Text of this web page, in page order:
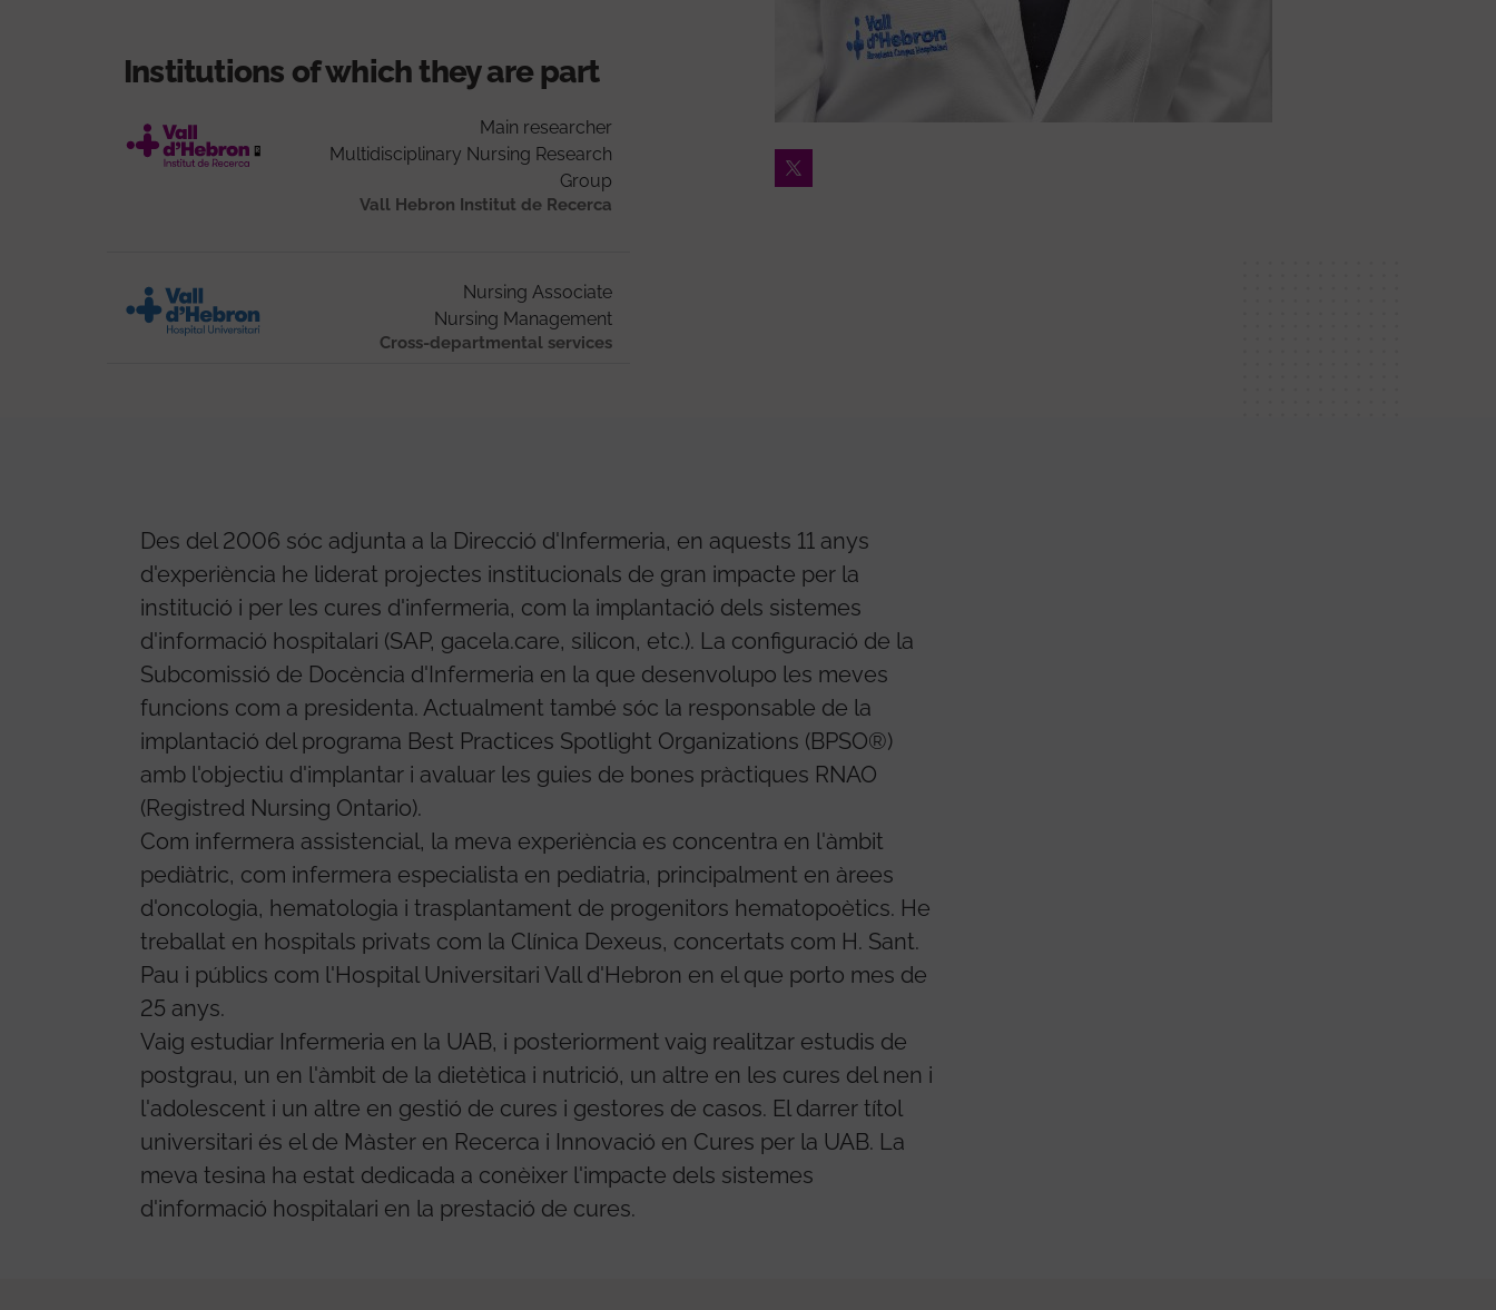
Institutions of which they are part
Main researcher
Multidisciplinary Nursing Research
Group
Vall Hebron Institut de Recerca
Nursing Associate
Nursing Management
Cross-departmental services
Twitter
Des del 2006 sóc adjunta a la Direcció d'Infermeria, en aquests 11 anys
d'experiència he liderat projectes institucionals de gran impacte per la
institució i per les cures d'infermeria, com la implantació dels sistemes
d'informació hospitalari (SAP, gacela.care, silicon, etc.). La configuració de la
Subcomissió de Docència d'Infermeria en la que desenvolupo les meves
funcions com a presidenta. Actualment també sóc la responsable de la
implantació del programa Best Practices Spotlight Organizations (BPSO®)
amb l'objectiu d'implantar i avaluar les guies de bones pràctiques RNAO
(Registred Nursing Ontario).
Com infermera assistencial, la meva experiència es concentra en l'àmbit
pediàtric, com infermera especialista en pediatria, principalment en àrees
d'oncologia, hematologia i trasplantament de progenitors hematopoètics. He
treballat en hospitals privats com la Clínica Dexeus, concertats com H. Sant.
Pau i públics com l'Hospital Universitari Vall d'Hebron en el que porto mes de
25 anys.
Vaig estudiar Infermeria en la UAB, i posteriorment vaig realitzar estudis de
postgrau, un en l'àmbit de la dietètica i nutrició, un altre en les cures del nen i
l'adolescent i un altre en gestió de cures i gestores de casos. El darrer títol
universitari és el de Màster en Recerca i Innovació en Cures per la UAB. La
meva tesina ha estat dedicada a conèixer l'impacte dels sistemes
d'informació hospitalari en la prestació de cures.